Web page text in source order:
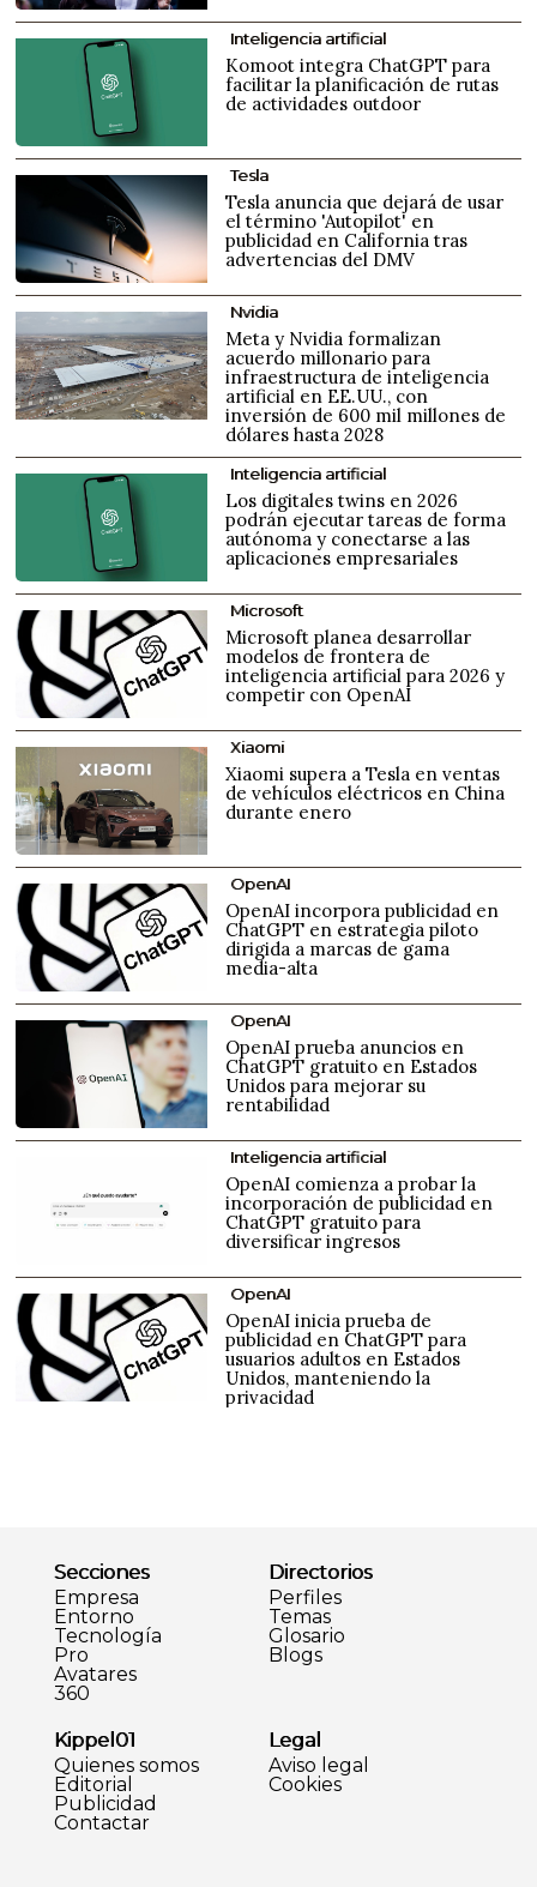
Inteligencia artificial
Komoot integra ChatGPT para
facilitar la planificación de rutas
de actividades outdoor
Tesla
Tesla anuncia que dejará de usar
el término 'Autopilot' en
publicidad en California tras
advertencias del DMV
Nvidia
Meta y Nvidia formalizan
acuerdo millonario para
infraestructura de inteligencia
artificial en EE.UU., con
inversión de 600 mil millones de
dólares hasta 2028
Inteligencia artificial
Los digitales twins en 2026
podrán ejecutar tareas de forma
autónoma y conectarse a las
aplicaciones empresariales
Microsoft
Microsoft planea desarrollar
modelos de frontera de
inteligencia artificial para 2026 y
competir con OpenAI
Xiaomi
Xiaomi supera a Tesla en ventas
de vehículos eléctricos en China
durante enero
OpenAI
OpenAI incorpora publicidad en
ChatGPT en estrategia piloto
dirigida a marcas de gama
media-alta
OpenAI
OpenAI prueba anuncios en
ChatGPT gratuito en Estados
Unidos para mejorar su
rentabilidad
Inteligencia artificial
OpenAI comienza a probar la
incorporación de publicidad en
ChatGPT gratuito para
diversificar ingresos
OpenAI
OpenAI inicia prueba de
publicidad en ChatGPT para
usuarios adultos en Estados
Unidos, manteniendo la
privacidad
Secciones
Empresa
Entorno
Tecnología
Pro
Avatares
360
Directorios
Perfiles
Temas
Glosario
Blogs
Kippel01
Quienes somos
Editorial
Publicidad
Contactar
Legal
Aviso legal
Cookies